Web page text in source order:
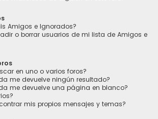
Amigos e Ignorados?
o borrar usuarios de mi lista de Amigos e
en uno o varios foros?
me devuelve ningún resultado?
me devuelve una página en blanco?
mis propios mensajes y temas?